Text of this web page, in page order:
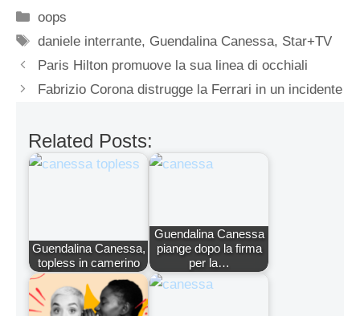
Categorie
oops
Tag
daniele interrante, Guendalina Canessa, Star+TV
Paris Hilton promuove la sua linea di occhiali
Fabrizio Corona distrugge la Ferrari in un incidente
Related Posts:
Guendalina Canessa,
topless in camerino
Guendalina Canessa
piange dopo la firma
per la…